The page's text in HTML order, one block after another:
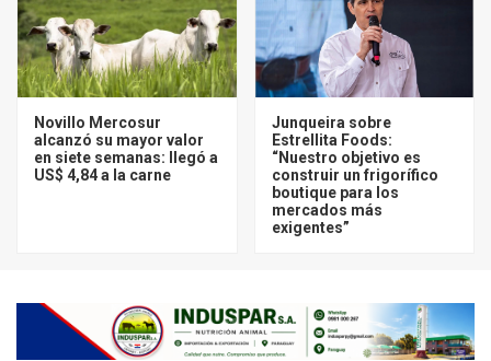
Novillo Mercosur
alcanzó su mayor valor
en siete semanas: llegó a
US$ 4,84 a la carne
Junqueira sobre
Estrellita Foods:
“Nuestro objetivo es
construir un frigorífico
boutique para los
mercados más
exigentes”